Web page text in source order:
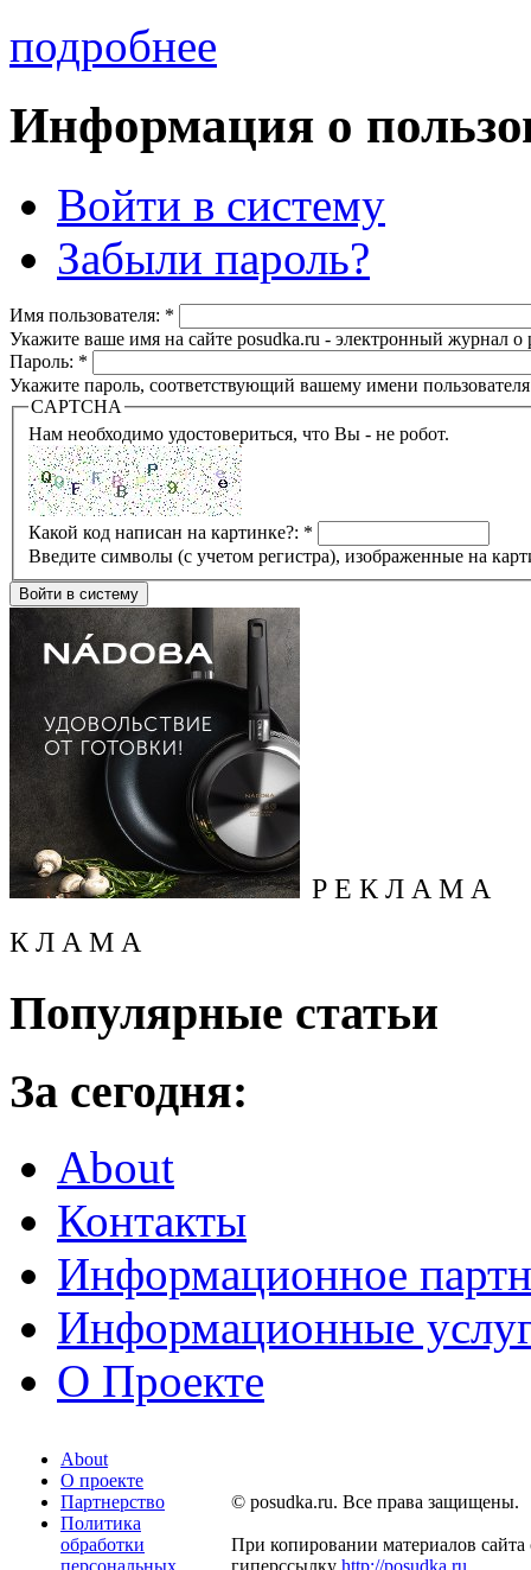
подробнее
Информация о
Войти в систему
Забыли пароль?
Имя пользователя: *
Укажите ваше имя на сайте posudka.ru - электронный журнал
Пароль: *
Укажите пароль, соответствующий вашему имени
CAPTCHA
Нам необходимо удостовериться, что Вы - не робот.
Какой код написан на картинке?: *
Введите символы (с учетом регистра), изображенные на
Р Е К Л А М А
К Л А М А
Популярные статьи
За сегодня:
About
Контакты
Информационное
Информационные
О Проекте
About
О проекте
Партнерство
Политика
обработки
© posudka.ru. Все права защищены.
При копировании материалов сайта